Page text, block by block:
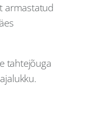
armastatud
tahtejõuga